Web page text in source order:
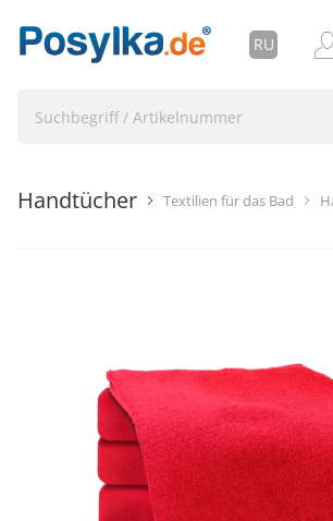
RU
Textilien für das Bad
Handtücher